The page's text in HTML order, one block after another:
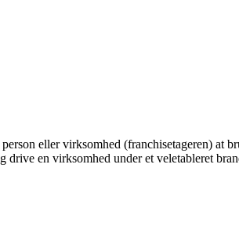
eller virksomhed (franchisetageren) at
en virksomhed under et veletableret